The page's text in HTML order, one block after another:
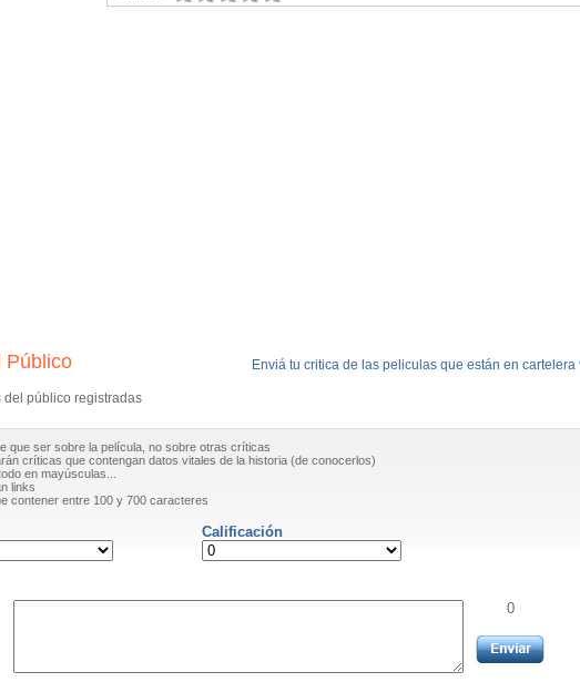
Enviá tu critica de las peliculas que están en cartelera
Público
del público registradas
que ser sobre la película, no sobre otras críticas
críticas que contengan datos vitales de la historia (de conocerlos)
en mayúsculas...
links
contener entre 100 y 700 caracteres
Calificación
0